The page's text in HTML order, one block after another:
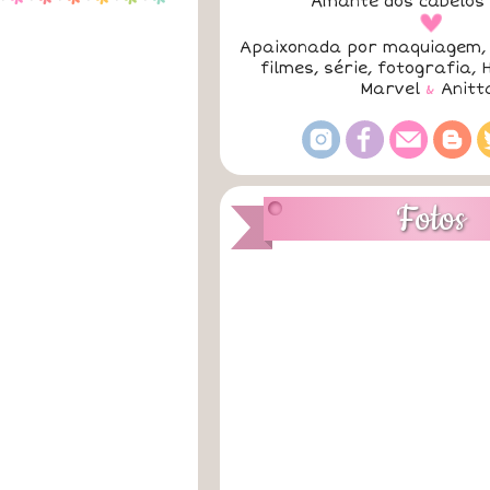
a
Apaixonada por maquiagem,
filmes, série, fotografia,
Marvel &
Fotos